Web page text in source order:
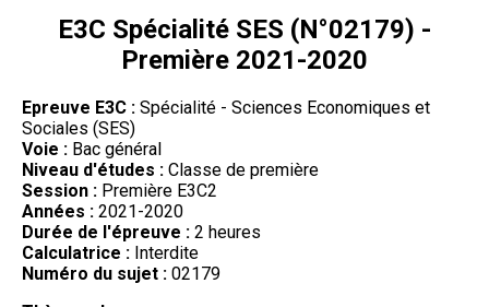
E3C Spécialité SES (N°02179) -
Première 2021-2020
Epreuve E3C : Spécialité - Sciences Economiques et
Sociales (SES)
Voie : Bac général
Niveau d'études : Classe de première
Session : Première E3C2
Années : 2021-2020
Durée de l'épreuve : 2 heures
Calculatrice : Interdite
Numéro du sujet : 02179